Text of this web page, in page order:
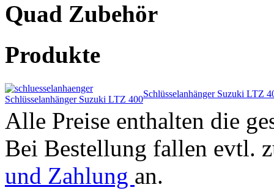
Quad Zubehör
Produkte
Schlüsselanhänger Suzuki LTZ 400
Schlüsselanhänger Suzuki LTZ
Alle Preise enthalten die
Bei Bestellung fallen evtl.
und Zahlung an.